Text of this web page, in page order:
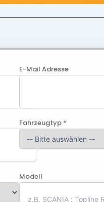
E-Mail Adresse
Fahrzeugtyp *
Modell